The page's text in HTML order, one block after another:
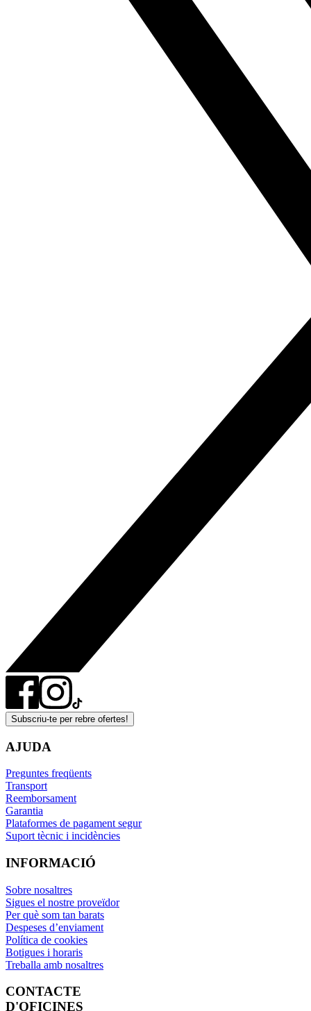
Subscriu-te per rebre ofertes!
AJUDA
Preguntes freqüents
Transport
Reemborsament
Garantia
Plataformes de pagament segur
Suport tècnic i incidències
INFORMACIÓ
Sobre nosaltres
Sigues el nostre proveïdor
Per què som tan barats
Despeses d’enviament
Política de cookies
Botigues i horaris
Treballa amb nosaltres
CONTACTE
D'OFICINES